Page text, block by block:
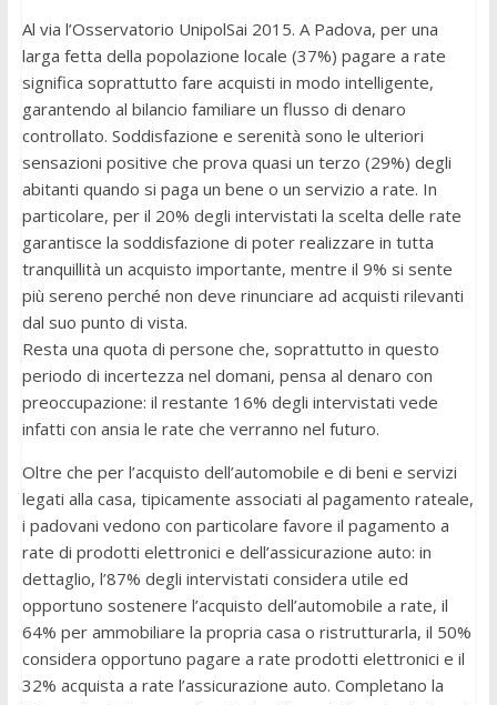
Al via l’Osservatorio UnipolSai 2015. A Padova, per una
larga fetta della popolazione locale (37%) pagare a rate
significa soprattutto fare acquisti in modo intelligente,
garantendo al bilancio familiare un flusso di denaro
controllato. Soddisfazione e serenità sono le ulteriori
sensazioni positive che prova quasi un terzo (29%) degli
abitanti quando si paga un bene o un servizio a rate. In
particolare, per il 20% degli intervistati la scelta delle rate
garantisce la soddisfazione di poter realizzare in tutta
tranquillità un acquisto importante, mentre il 9% si sente
più sereno perché non deve rinunciare ad acquisti rilevanti
dal suo punto di vista.
Resta una quota di persone che, soprattutto in questo
periodo di incertezza nel domani, pensa al denaro con
preoccupazione: il restante 16% degli intervistati vede
infatti con ansia le rate che verranno nel futuro.
Oltre che per l’acquisto dell’automobile e di beni e servizi
legati alla casa, tipicamente associati al pagamento rateale,
i padovani vedono con particolare favore il pagamento a
rate di prodotti elettronici e dell’assicurazione auto: in
dettaglio, l’87% degli intervistati considera utile ed
opportuno sostenere l’acquisto dell’automobile a rate, il
64% per ammobiliare la propria casa o ristrutturarla, il 50%
considera opportuno pagare a rate prodotti elettronici e il
32% acquista a rate l’assicurazione auto. Completano la